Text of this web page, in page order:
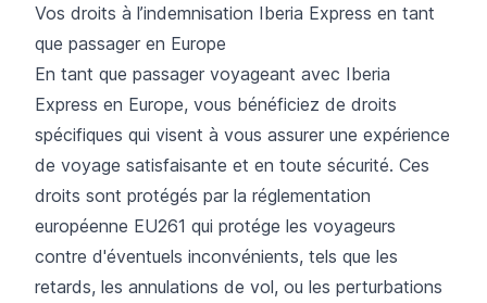
Vos droits à l’indemnisation Iberia Express en tant
que passager en Europe
En tant que passager voyageant avec Iberia
Express en Europe, vous bénéficiez de droits
spécifiques qui visent à vous assurer une expérience
de voyage satisfaisante et en toute sécurité. Ces
droits sont protégés par la réglementation
européenne EU261 qui protége les voyageurs
contre d'éventuels inconvénients, tels que les
retards, les annulations de vol, ou les perturbations